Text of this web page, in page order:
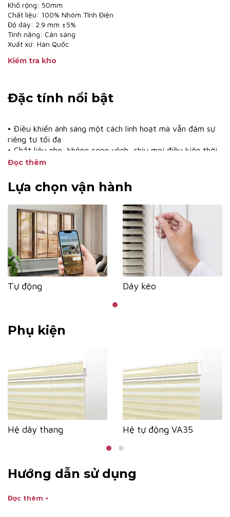
Khổ rộng: 50mm
Chất liệu: 100% Nhôm Tĩnh Điện
Độ dày: 2.9 mm ±5%
Tính năng: Cản sáng
Xuất xứ: Hàn Quốc
Kiểm tra kho
Đặc tính nổi bật
• Điều khiển ánh sáng một cách linh hoạt mà vẫn đảm sự
riêng tư tối đa
• Chất liệu nhẹ, không cong vênh, chịu mọi điều kiện thời
tiết, khí hậu
• Hệ phụ kiện 1 dây dễ dàng thao tác, vận hành nhẹ nhàng
• Dễ dàng làm sạch
Đọc thêm
Lựa chọn vận hành
Tự động Dây kéo
Phụ kiện
Hệ dây thang Hệ tự động VA35
Hướng dẫn sử dụng
Đọc thêm +